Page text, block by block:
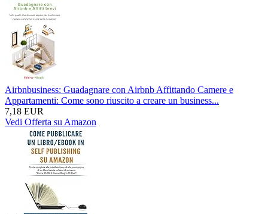
Airbnbusiness: Guadagnare con Airbnb Affittando Camere e
Appartamenti: Come sono riuscito a creare un business...
7,18 EUR
Vedi Offerta su Amazon